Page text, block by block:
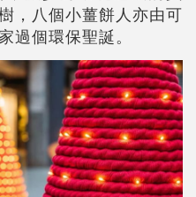
，八個小薑餅人亦由可
過個環保聖誕。